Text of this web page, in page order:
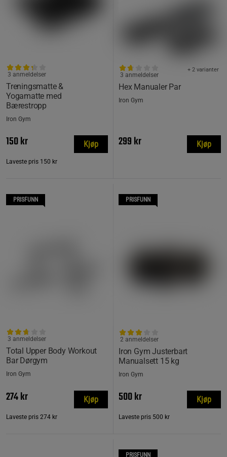
Treningsmatte &
Yogamatte med
Bærestropp
3 anmeldelser
Iron Gym
150 kr
Laveste pris 150 kr
Kjøp
Hex Manualer Par
+ 2 varianter
3 anmeldelser
Iron Gym
299 kr Kjøp
PRISFUNN
Total Upper Body Workout
Bar Dørgym
3 anmeldelser
Iron Gym
274 kr
Laveste pris 274 kr
Kjøp
PRISFUNN
Iron Gym Justerbart
Manualsett 15 kg
2 anmeldelser
Iron Gym
500 kr
Laveste pris 500 kr
Kjøp
PRISFUNN